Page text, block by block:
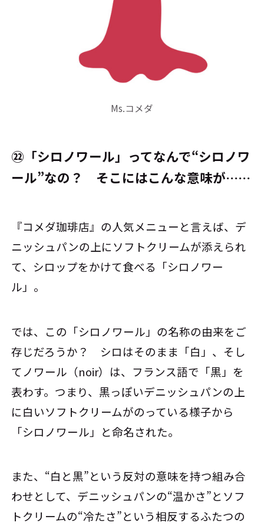
Ms.コメダ
㉒「シロノワール」ってなんで“シロノワ
ール”なの？ そこにはこんな意味が……
『コメダ珈琲店』の人気メニューと言えば、デ
ニッシュパンの上にソフトクリームが添えられ
て、シロップをかけて食べる「シロノワー
ル」。
では、この「シロノワール」の名称の由来をご
存じだろうか？ シロはそのまま「白」、そし
てノワール（noir）は、フランス語で「黒」を
表わす。つまり、黒っぽいデニッシュパンの上
に白いソフトクリームがのっている様子から
「シロノワール」と命名された。
また、“白と黒”という反対の意味を持つ組み合
わせとして、デニッシュパンの“温かさ”とソフ
トクリームの“冷たさ”という相反するふたつの